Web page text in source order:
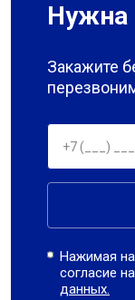
Нужна
Закажите
Нажимая
согласие
данных.